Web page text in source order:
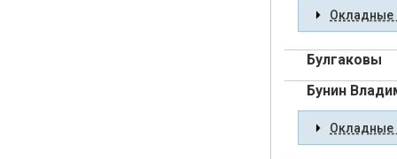
Окладные
Булгаковы
Бунин
Окладные